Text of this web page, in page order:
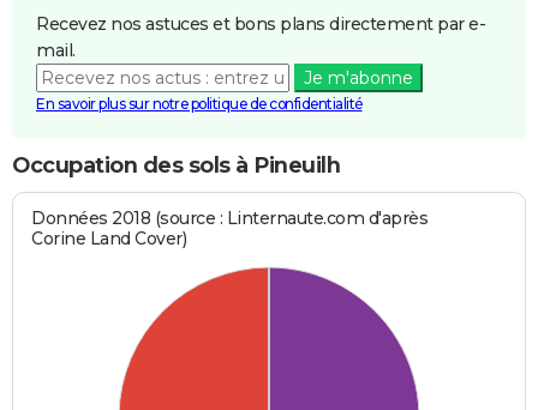
Recevez nos astuces et bons plans directement par e-
mail.
Je m'abonne
En savoir plus sur notre politique de confidentialité
Occupation des sols à Pineuilh
Données 2018 (source : Linternaute.com d'après
Corine Land Cover)